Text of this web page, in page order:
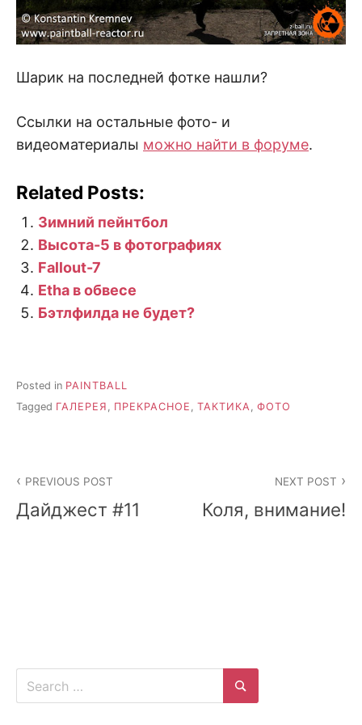
Шарик на последней фотке нашли?
Ссылки на остальные фото- и
видеоматериалы можно найти в форуме.
Related Posts:
Зимний пейнтбол
Высота-5 в фотографиях
Fallout-7
Etha в обвесе
Бэтлфилда не будет?
Posted in PAINTBALL
Tagged ГАЛЕРЕЯ , ПРЕКРАСНОЕ , ТАКТИКА, ФОТО
navigation
PREVIOUS POST
Дайджест #11
NEXT POST
Коля, внимание!
Search
for:
Search